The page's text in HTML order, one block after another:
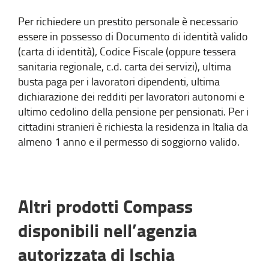
Per richiedere un prestito personale è necessario
essere in possesso di Documento di identità valido
(carta di identità), Codice Fiscale (oppure tessera
sanitaria regionale, c.d. carta dei servizi), ultima
busta paga per i lavoratori dipendenti, ultima
dichiarazione dei redditi per lavoratori autonomi e
ultimo cedolino della pensione per pensionati. Per i
cittadini stranieri è richiesta la residenza in Italia da
almeno 1 anno e il permesso di soggiorno valido.
Altri prodotti Compass
disponibili nell’agenzia
autorizzata di Ischia